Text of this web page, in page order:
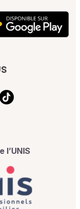
l’UNIS